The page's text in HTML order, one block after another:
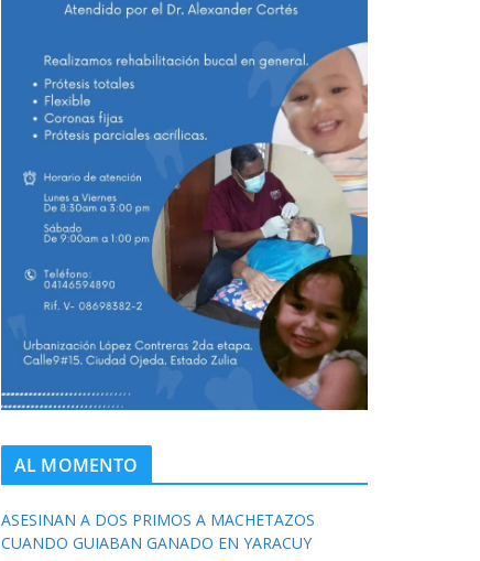
AL MOMENTO
ASESINAN A DOS PRIMOS A MACHETAZOS
CUANDO GUIABAN GANADO EN YARACUY